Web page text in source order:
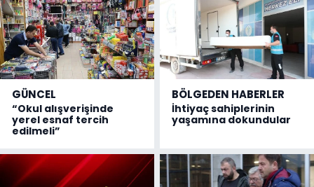
GÜNCEL
“Okul alışverişinde
yerel esnaf tercih
edilmeli”
BÖLGEDEN HABERLER
İhtiyaç sahiplerinin
yaşamına dokundular